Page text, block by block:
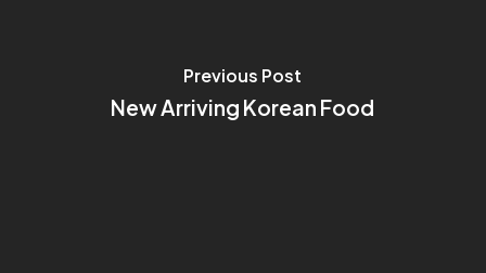
Previous Post
New Arriving Korean Food